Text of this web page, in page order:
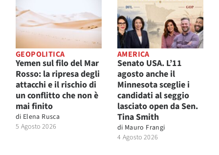
GEOPOLITICA
Yemen sul filo del Mar
Rosso: la ripresa degli
attacchi e il rischio di
un conflitto che non è
mai finito
di Elena Rusca
5 Agosto 2026
AMERICA
Senato USA. L’11
agosto anche il
Minnesota sceglie i
candidati al seggio
lasciato open da Sen.
Tina Smith
di Mauro Frangi
4 Agosto 2026